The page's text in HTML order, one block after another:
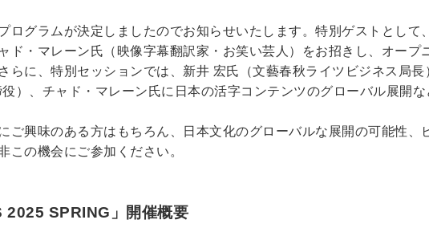
ログラムが決定しましたのでお知らせいたします。特別ゲストとして
ド・マレーン氏（映像字幕翻訳家・お笑い芸人）をお招きし、オープ
らに、特別セッションでは、新井 宏氏（文藝春秋ライツビジネス局長
）、チャド・マレーン氏に日本の活字コンテンツのグローバル展開
ご興味のある方はもちろん、日本文化のグローバルな展開の可能性、
この機会にご参加ください。
2025 SPRING」開催概要